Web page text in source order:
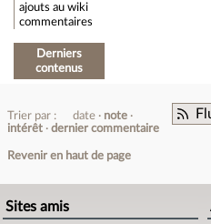
ajouts au wiki
commentaires
Derniers
contenus
Trier par : date
note
intérêt
dernier commentaire
Revenir en haut de page
Sites amis